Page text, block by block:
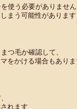
使う必要がありません
まう可能性があります
つ毛か確認して、
をかける場合もありま
れます